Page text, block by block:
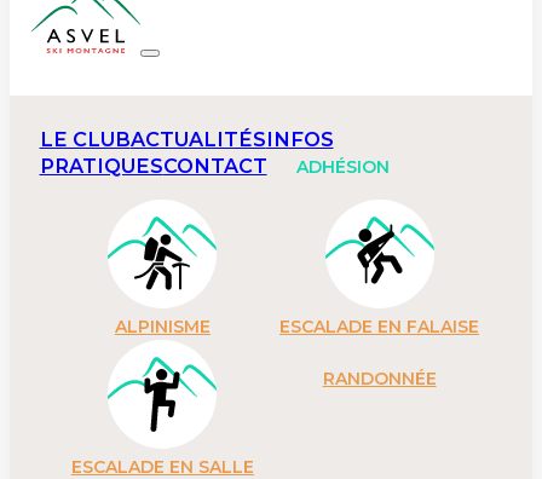
LE CLUBACTUALITÉSINFOS
PRATIQUESCONTACT ADHÉSION
ALPINISME ESCALADE EN FALAISE
ESCALADE EN SALLE
RANDONNÉE